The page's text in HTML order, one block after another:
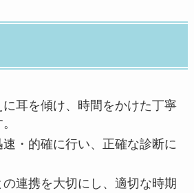
耳を傾け、時間をかけた丁寧
・的確に行い、正確な診断に
連携を大切にし、適切な時期